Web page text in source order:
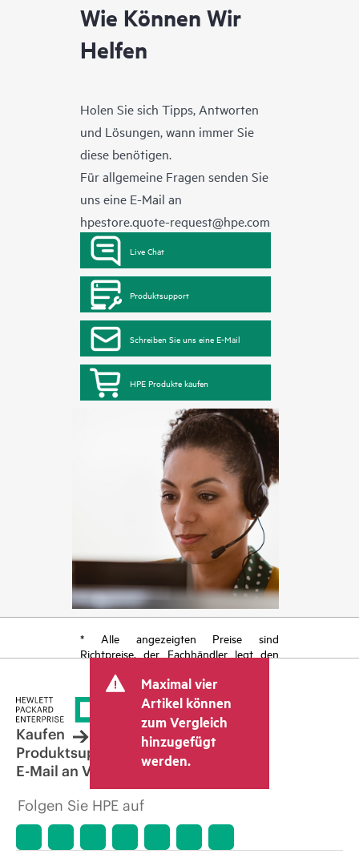
Wie Können Wir
Helfen
Holen Sie sich Tipps, Antworten
und Lösungen, wann immer Sie
diese benötigen.
Für allgemeine Fragen senden Sie
uns eine E-Mail an
hpestore.quote-request@hpe.com
Live Chat
Produktsupport
Schreiben Sie uns eine E-Mail
HPE Produkte kaufen
* Alle angezeigten Preise sind
Richtpreise, der Fachhändler legt den
kann weitere Gebühren wie
Mehrwertsteuer und Versandkosten
berücksichtigen. Der vom Fachhändler
festgelegte Transaktionspreis kann von
dem anderer Fachhändler und dem
angezeigten Richtpreis abweichen. Die
Richtpreise können zeitlich begrenzte
Sonderangebote enthalten. HPE behält
sich das Recht vor, jederzeit
Marktbedingungen, der Einstellung von
Maximal vier
Artikel können
zum Vergleich
hinzugefügt
werden.
Kaufen
Produktsupport
E-Mail an Vertrieb
Folgen Sie HPE auf